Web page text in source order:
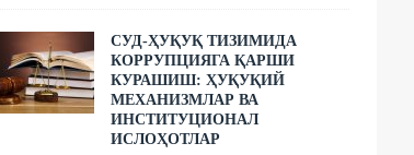
СУД-ҲУҚУҚ ТИЗИМИДА
КОРРУПЦИЯГА ҚАРШИ
КУРАШИШ: ҲУҚУҚИЙ
МЕХАНИЗМЛАР ВА
ИНСТИТУЦИОНАЛ
ИСЛОҲОТЛАР